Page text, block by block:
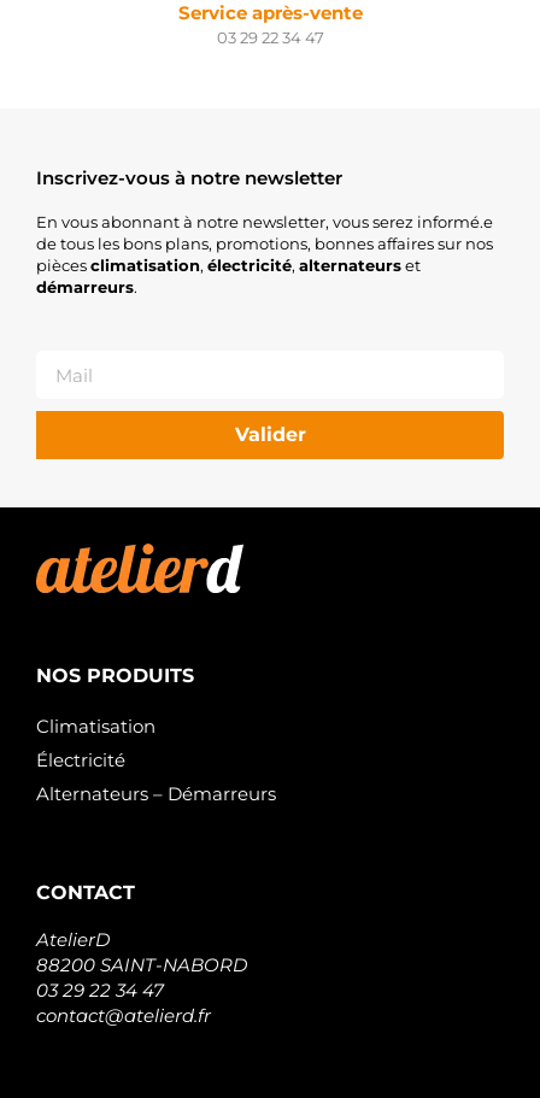
Service après-vente
03 29 22 34 47
Inscrivez-vous à notre newsletter
En vous abonnant à notre newsletter, vous serez informé.e
de tous les bons plans, promotions, bonnes affaires sur nos
piècesclimatisation, électricité, alternateurset
démarreurs.
Valider
NOS PRODUITS
Climatisation
Électricité
Alternateurs – Démarreurs
CONTACT
AtelierD
88200 SAINT-NABORD
03 29 22 34 47
contact@atelierd.fr